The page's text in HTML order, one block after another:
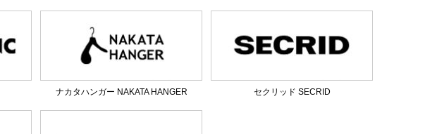
ナカタハンガー NAKATA HANGER セクリッド SECRID